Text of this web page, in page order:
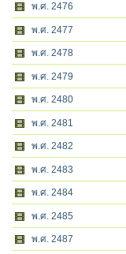
พ.ศ. 2476
พ.ศ. 2477
พ.ศ. 2478
พ.ศ. 2479
พ.ศ. 2480
พ.ศ. 2481
พ.ศ. 2482
พ.ศ. 2483
พ.ศ. 2484
พ.ศ. 2485
พ.ศ. 2487